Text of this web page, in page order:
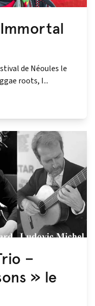
de Néoules le
roots, I...
–
» le